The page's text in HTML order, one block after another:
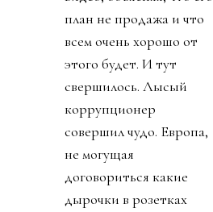
план не продажа и что
всем очень хорошо от
этого будет. И тут
свершилось. Лысый
коррупционер
совершил чудо. Европа,
не могущая
договориться какие
дырочки в розетках